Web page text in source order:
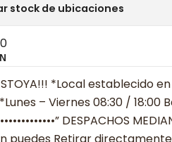
stock de ubicaciones
*Local establecido
– Viernes 08:30 / 18:00
DESPACHOS